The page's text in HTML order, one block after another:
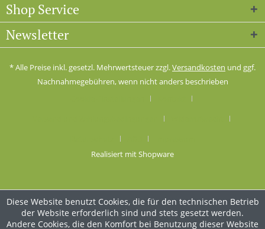
Shop Service
Newsletter
* Alle Preise inkl. gesetzl. Mehrwertsteuer zzgl.Versandkosten und ggf.
Nachnahmegebühren, wenn nicht anders beschrieben
Realisiert mit Shopware
Diese Website benutzt Cookies, die für den technischen Betrieb
der Website erforderlich sind und stets gesetzt werden.
Andere Cookies, die den Komfort bei Benutzung dieser Website